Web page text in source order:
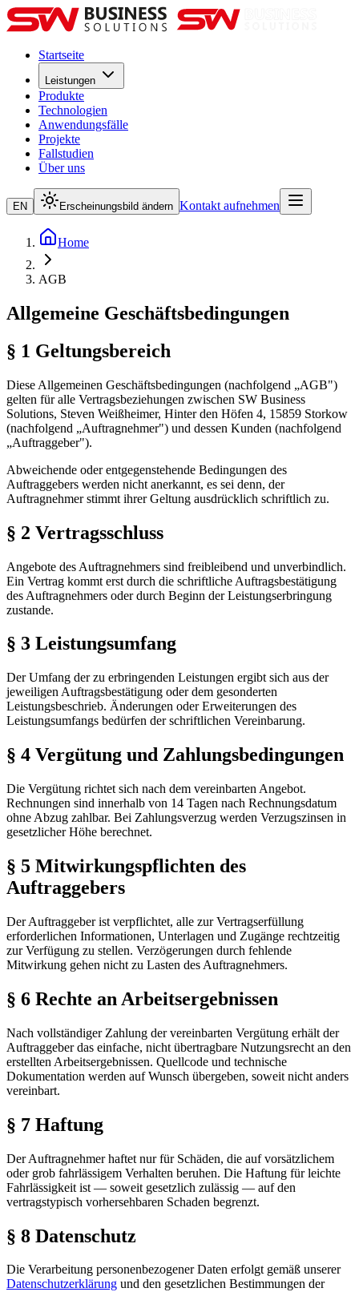
Startseite
Leistungen
Produkte
Technologien
Anwendungsfälle
Projekte
Fallstudien
Über uns
EN Erscheinungsbild ändern Kontakt aufnehmen
Home
AGB
Allgemeine Geschäftsbedingungen
§ 1 Geltungsbereich
Diese Allgemeinen Geschäftsbedingungen (nachfolgend „AGB")
gelten für alle Vertragsbeziehungen zwischen SW Business
Solutions, Steven Weißheimer, Hinter den Höfen 4, 15859 Storkow
(nachfolgend „Auftragnehmer") und dessen Kunden (nachfolgend
„Auftraggeber").
Abweichende oder entgegenstehende Bedingungen des
Auftraggebers werden nicht anerkannt, es sei denn, der
Auftragnehmer stimmt ihrer Geltung ausdrücklich schriftlich zu.
§ 2 Vertragsschluss
Angebote des Auftragnehmers sind freibleibend und unverbindlich.
Ein Vertrag kommt erst durch die schriftliche Auftragsbestätigung
des Auftragnehmers oder durch Beginn der Leistungserbringung
zustande.
§ 3 Leistungsumfang
Der Umfang der zu erbringenden Leistungen ergibt sich aus der
jeweiligen Auftragsbestätigung oder dem gesonderten
Leistungsbeschrieb. Änderungen oder Erweiterungen des
Leistungsumfangs bedürfen der schriftlichen Vereinbarung.
§ 4 Vergütung und Zahlungsbedingungen
Die Vergütung richtet sich nach dem vereinbarten Angebot.
Rechnungen sind innerhalb von 14 Tagen nach Rechnungsdatum
ohne Abzug zahlbar. Bei Zahlungsverzug werden Verzugszinsen in
gesetzlicher Höhe berechnet.
§ 5 Mitwirkungspflichten des
Auftraggebers
Der Auftraggeber ist verpflichtet, alle zur Vertragserfüllung
erforderlichen Informationen, Unterlagen und Zugänge rechtzeitig
zur Verfügung zu stellen. Verzögerungen durch fehlende
Mitwirkung gehen nicht zu Lasten des Auftragnehmers.
§ 6 Rechte an Arbeitsergebnissen
Nach vollständiger Zahlung der vereinbarten Vergütung erhält der
Auftraggeber das einfache, nicht übertragbare Nutzungsrecht an den
erstellten Arbeitsergebnissen. Quellcode und technische
Dokumentation werden auf Wunsch übergeben, soweit nicht anders
vereinbart.
§ 7 Haftung
Der Auftragnehmer haftet nur für Schäden, die auf vorsätzlichem
oder grob fahrlässigem Verhalten beruhen. Die Haftung für leichte
Fahrlässigkeit ist — soweit gesetzlich zulässig — auf den
vertragstypisch vorhersehbaren Schaden begrenzt.
§ 8 Datenschutz
Die Verarbeitung personenbezogener Daten erfolgt gemäß unserer
Datenschutzerklärung und den gesetzlichen Bestimmungen der